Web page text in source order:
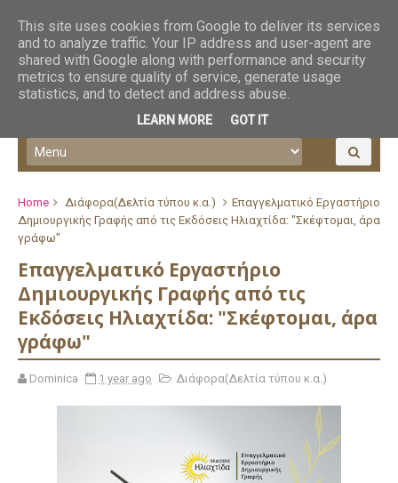
Home Διάφορα(Δελτία τύπου κ.α.)
Επαγγελματικό Εργαστήριο
Δημιουργικής Γραφής από τις Εκδόσεις Ηλιαχτίδα: "Σκέφτομαι, άρα
γράφω"
Επαγγελματικό Εργαστήριο
Δημιουργικής Γραφής από τις
Εκδόσεις Ηλιαχτίδα: "Σκέφτομαι, άρα
γράφω"
Dominica 1 year ago Διάφορα(Δελτία τύπου κ.α.)
This site uses cookies from Google to deliver its services
and to analyze traffic. Your IP address and user-agent are
shared with Google along with performance and security
metrics to ensure quality of service, generate usage
statistics, and to detect and address abuse.
LEARN MORE GOT IT